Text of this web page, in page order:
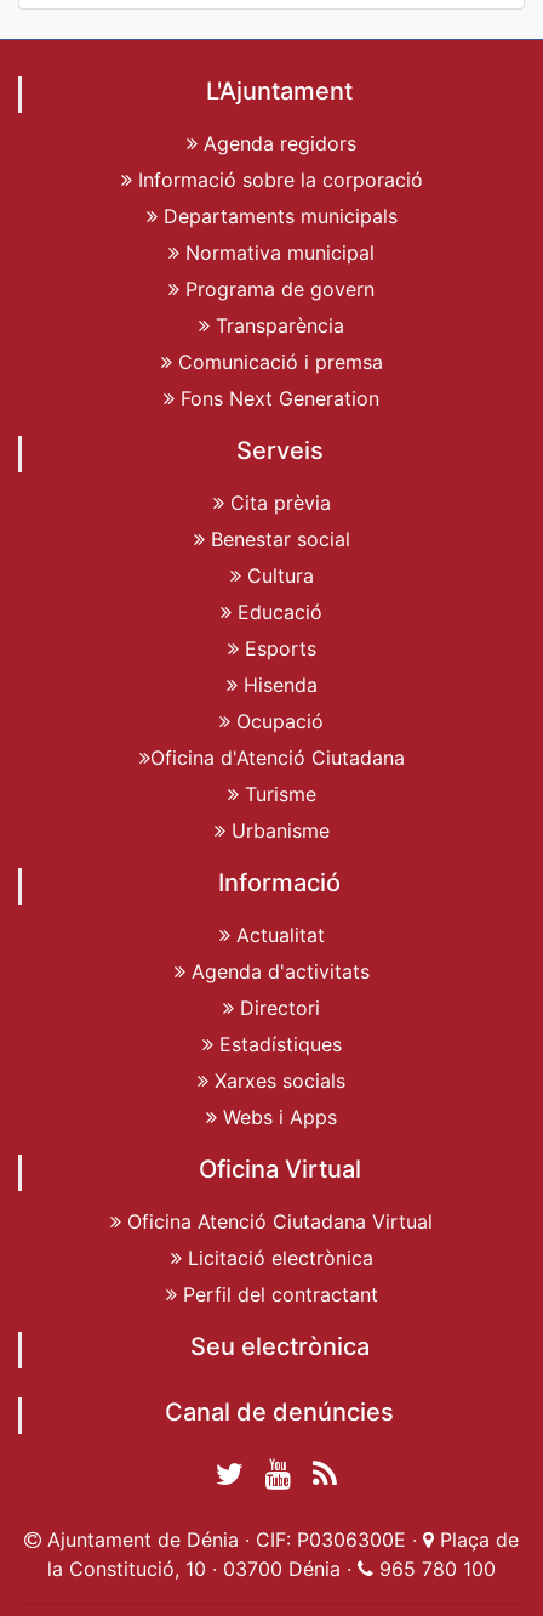
L'Ajuntament
Agenda regidors
Informació sobre la corporació
Departaments municipals
Normativa municipal
Programa de govern
Transparència
Comunicació i premsa
Fons Next Generation
Serveis
Cita prèvia
Benestar social
Cultura
Educació
Esports
Hisenda
Ocupació
Oficina d'Atenció Ciutadana
Turisme
Urbanisme
Informació
Actualitat
Agenda d'activitats
Directori
Estadístiques
Xarxes socials
Webs i Apps
Oficina Virtual
Oficina Atenció Ciutadana Virtual
Licitació electrònica
Perfil del contractant
Seu electrònica
Canal de denúncies
de Dénia
Twitter Ajuntament
de Dénia
Ajuntament de
Dénia
Actualitat
Ajuntament
Ajuntament de Dénia · CIF: P0306300E ·
Plaça de
la Constitució, 10 · 03700 Dénia ·
965 780 100